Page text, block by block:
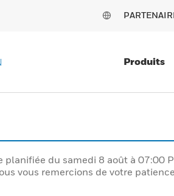
Produits
du samedi 8 août à 07:00
vous remercions de votre